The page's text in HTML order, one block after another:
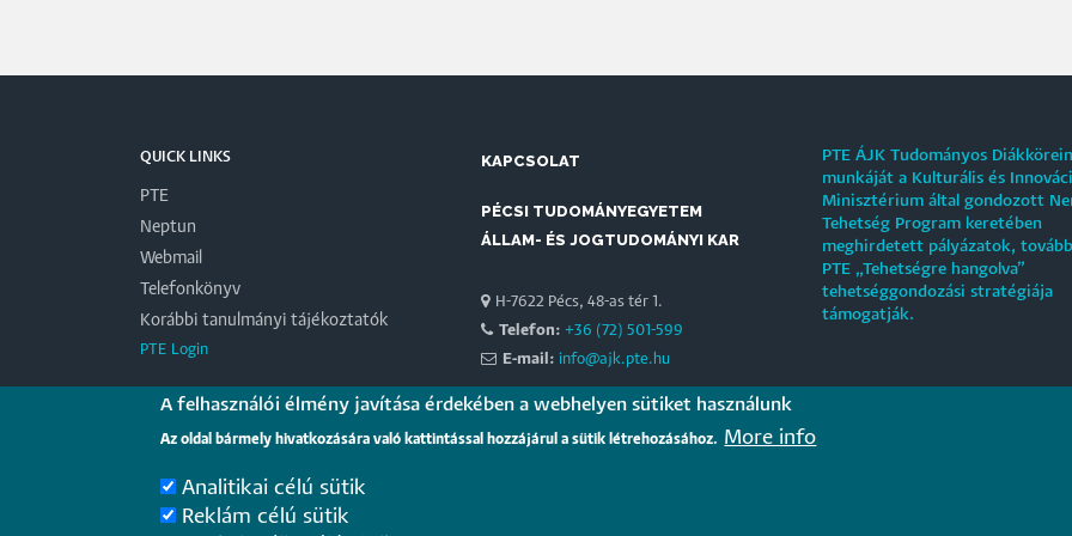
QUICK LINKS
PTE
Neptun
Webmail
Telefonkönyv
Korábbi tanulmányi tájékoztatók
PTE Login
KAPCSOLAT
PÉCSI TUDOMÁNYEGYETEM
ÁLLAM- ÉS JOGTUDOMÁNYI KAR
H-7622 Pécs, 48-as tér 1.
Telefon: +36 (72) 501-599
E-mail: info@ajk.pte.hu
PTE ÁJK Tudományos
munkáját a Kulturális és
Minisztérium által gondozott
Tehetség Program keretében
meghirdetett pályázatok,
PTE „Tehetségre hangolva”
tehetséggondozási stratégiája
támogatják.
A felhasználói élmény javítása érdekében a webhelyen sütiket használunk
Az oldal bármely hivatkozására való kattintással hozzájárul a sütik létrehozásához. More info
Analitikai célú sütik
Reklám célú sütik